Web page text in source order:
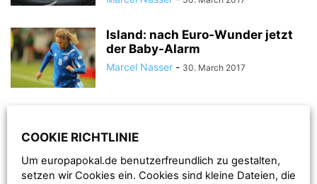
Island: nach Euro-Wunder jetzt
der Baby-Alarm
Marcel Nasser - 30. March 2017
Schulden – UEFA-Sperre
aufgehoben
Marcel Nasser - 28. March 2017
COOKIE RICHTLINIE
Um europapokal.de benutzerfreundlich zu gestalten,
setzen wir Cookies ein. Cookies sind kleine Dateien, die